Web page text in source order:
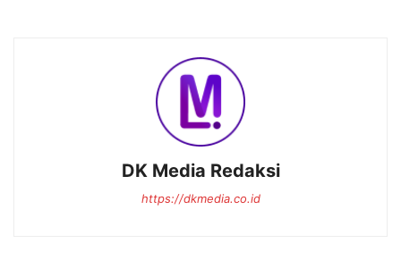
DK Media Redaksi
https://dkmedia.co.id